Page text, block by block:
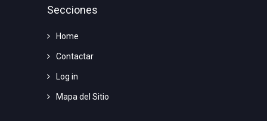
Secciones
Home
Contactar
Log in
Mapa del Sitio